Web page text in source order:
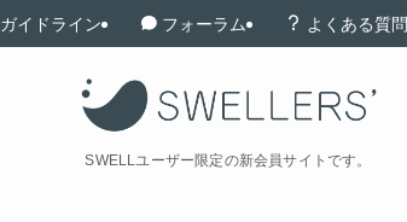
SWELLユーザー限定の新会員サイトです。
ガイドライン フォーラム よくある質問